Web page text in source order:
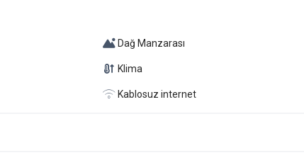
Dağ Manzarası
Klima
Kablosuz internet